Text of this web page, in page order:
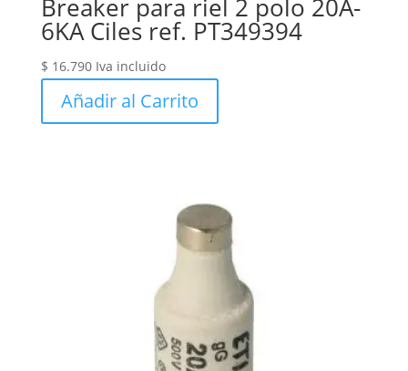
Breaker para riel 2 polo 20A-
6KA Ciles ref. PT349394
$ 16.790 Iva incluido
Añadir al Carrito